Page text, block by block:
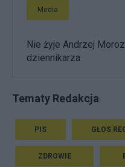
Media
Nie żyje Andrzej
dziennikarza
Tematy Redakcja
PIS GŁOS
ZDROWIE